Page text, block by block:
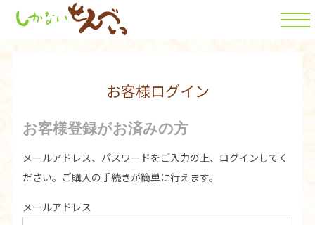
お客様ログイン
お客様登録がお済みの方
メールアドレス、パスワードをご入力の上、ログインしてく
ださい。ご購入の手続きが簡単に行えます。
メールアドレス